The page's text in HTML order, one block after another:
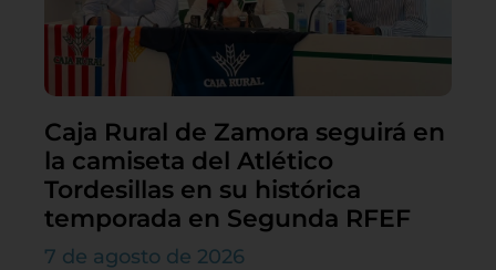
Caja Rural de Zamora seguirá en
la camiseta del Atlético
Tordesillas en su histórica
temporada en Segunda RFEF
7 de agosto de 2026